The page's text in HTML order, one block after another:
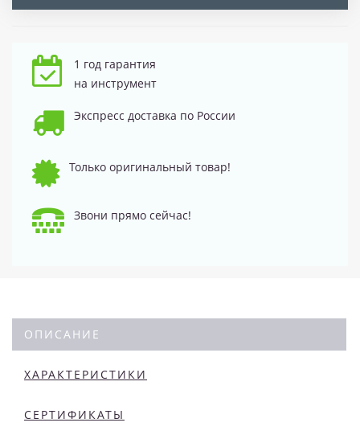
1 год гарантия
на инструмент
Экспресс доставка по России
Только оригинальный товар!
Звони прямо сейчас!
ОПИСАНИЕ
ХАРАКТЕРИСТИКИ
СЕРТИФИКАТЫ